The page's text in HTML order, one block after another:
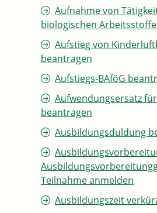
Aufnahme von
biologischen
Aufstieg von
beantragen
Aufstiegs-BAföG
Aufwendungsersatz
beantragen
Ausbildungsduldung
Teilnahme anmelden
Ausbildungszeit